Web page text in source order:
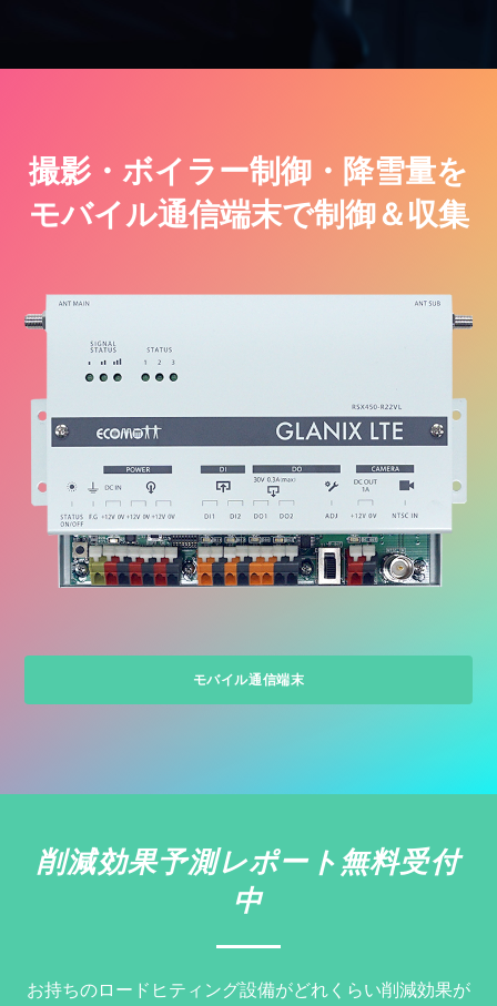
撮影・ボイラー制御・降雪量を
モバイル通信端末で制御＆収集
モバイル通信端末
削減効果予測レポート無料受付
中
お持ちのロードヒティング設備がどれくらい削減効果が